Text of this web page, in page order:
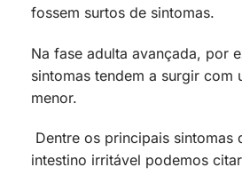
fossem surtos de sintomas.
Na fase adulta avançada, por
sintomas tendem a surgir com
menor.
Dentre os principais sintomas
intestino irritável podemos